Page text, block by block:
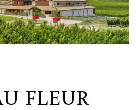
FLEUR